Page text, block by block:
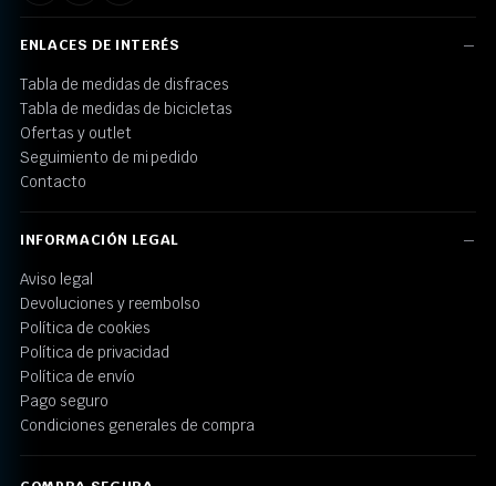
ENLACES DE INTERÉS
Tabla de medidas de disfraces
Tabla de medidas de bicicletas
Ofertas y outlet
Seguimiento de mi pedido
Contacto
INFORMACIÓN LEGAL
Aviso legal
Devoluciones y reembolso
Política de cookies
Política de privacidad
Política de envío
Pago seguro
Condiciones generales de compra